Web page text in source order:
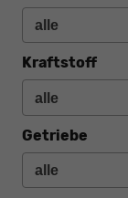
Kraftstoff
Getriebe